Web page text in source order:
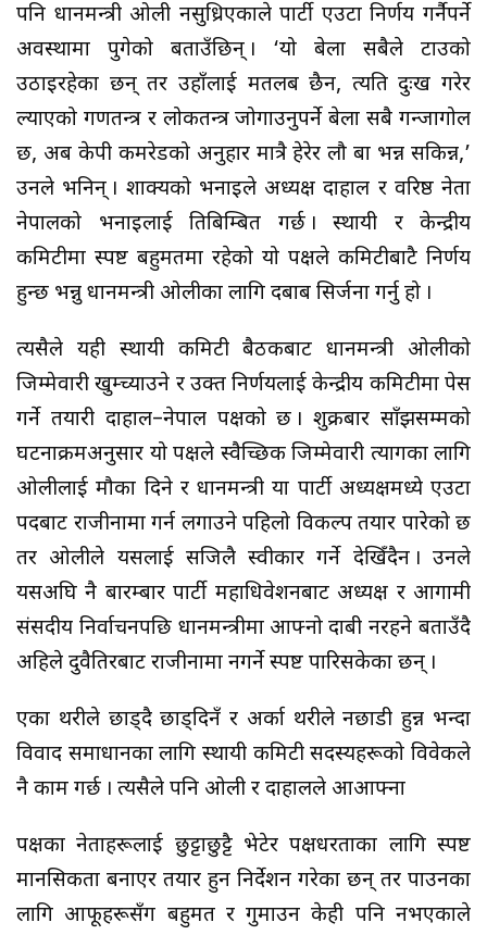
पनि प्रधानमन्त्री ओली नसुध्रिएकाले पार्टी एउटा निर्णय गर्नैपर्ने
अवस्थामा पुगेको बताउँछिन् । ‘यो बेला सबैले टाउको
उठाइरहेका छन् तर उहाँलाई मतलब छैन, त्यति दुःख गरेर
ल्याएको गणतन्त्र र लोकतन्त्र जोगाउनुपर्ने बेला सबै गन्जागोल
छ, अब केपी कमरेडको अनुहार मात्रै हेरेर लौ बा भन्न सकिन्न,’
उनले भनिन् । शाक्यको भनाइले अध्यक्ष दाहाल र वरिष्ठ नेता
नेपालको भनाइलाई प्रतिबिम्बित गर्छ । स्थायी र केन्द्रीय
कमिटीमा स्पष्ट बहुमतमा रहेको यो पक्षले कमिटीबाटै निर्णय
हुन्छ भन्नु प्रधानमन्त्री ओलीका लागि दबाब सिर्जना गर्नु हो ।
त्यसैले यही स्थायी कमिटी बैठकबाट प्रधानमन्त्री ओलीको
जिम्मेवारी खुम्च्याउने र उक्त निर्णयलाई केन्द्रीय कमिटीमा पेस
गर्ने तयारी दाहाल–नेपाल पक्षको छ । शुक्रबार साँझसम्मको
घटनाक्रमअनुसार यो पक्षले स्वैच्छिक जिम्मेवारी त्यागका लागि
ओलीलाई मौका दिने र प्रधानमन्त्री या पार्टी अध्यक्षमध्ये एउटा
पदबाट राजीनामा गर्न लगाउने पहिलो विकल्प तयार पारेको छ
तर ओलीले यसलाई सजिलै स्वीकार गर्ने देखिँदैन । उनले
यसअघि नै बारम्बार पार्टी महाधिवेशनबाट अध्यक्ष र आगामी
संसदीय निर्वाचनपछि प्रधानमन्त्रीमा आफ्नो दाबी नरहने बताउँदै
अहिले दुवैतिरबाट राजीनामा नगर्ने स्पष्ट पारिसकेका छन् ।
एका थरीले छाड्दै छाड्दिनँ र अर्का थरीले नछाडी हुन्न भन्दा
विवाद समाधानका लागि स्थायी कमिटी सदस्यहरूको विवेकले
नै काम गर्छ । त्यसैले पनि ओली र दाहालले आआफ्ना
पक्षका नेताहरूलाई छुट्टाछुट्टै भेटेर पक्षधरताका लागि स्पष्ट
मानसिकता बनाएर तयार हुन निर्देशन गरेका छन् तर पाउनका
लागि आफूहरूसँग बहुमत र गुमाउन केही पनि नभएकाले